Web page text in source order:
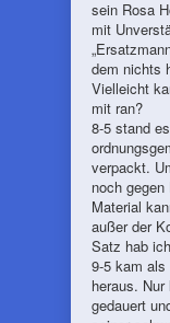
sein Rosa
mit
dem nichts
Vielleicht
mit ran?
8-5 stand
verpackt.
noch
Material
außer der
Satz hab
9-5 kam
heraus.
gedauert